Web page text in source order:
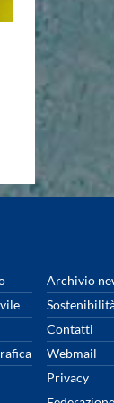
Archivio
Contatti
Webmail
Privacy